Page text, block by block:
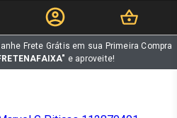
Frete Grátis em sua Primeira Compra
e aproveite!